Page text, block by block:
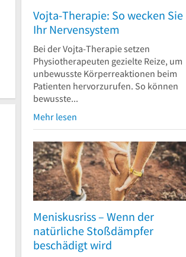
Vojta-Therapie: So wecken Sie
Ihr Nervensystem
Bei der Vojta-Therapie setzen
Physiotherapeuten gezielte Reize, um
unbewusste Körperreaktionen beim
Patienten hervorzurufen. So können
bewusste...
Mehr lesen
Meniskusriss – Wenn der
natürliche Stoßdämpfer
beschädigt wird